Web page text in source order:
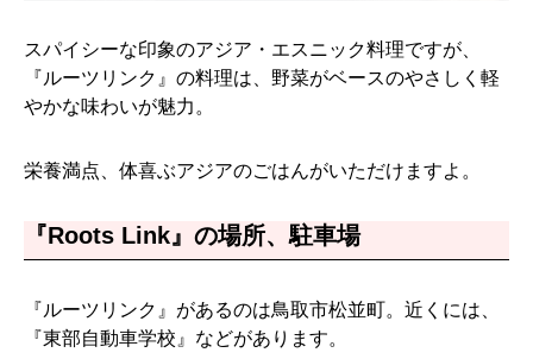
スパイシーな印象のアジア・エスニック料理ですが、
『ルーツリンク』の料理は、野菜がベースのやさしく軽
やかな味わいが魅力。
栄養満点、体喜ぶアジアのごはんがいただけますよ。
『Roots Link』の場所、駐車場
『ルーツリンク』があるのは鳥取市松並町。近くには、
『東部自動車学校』などがあります。